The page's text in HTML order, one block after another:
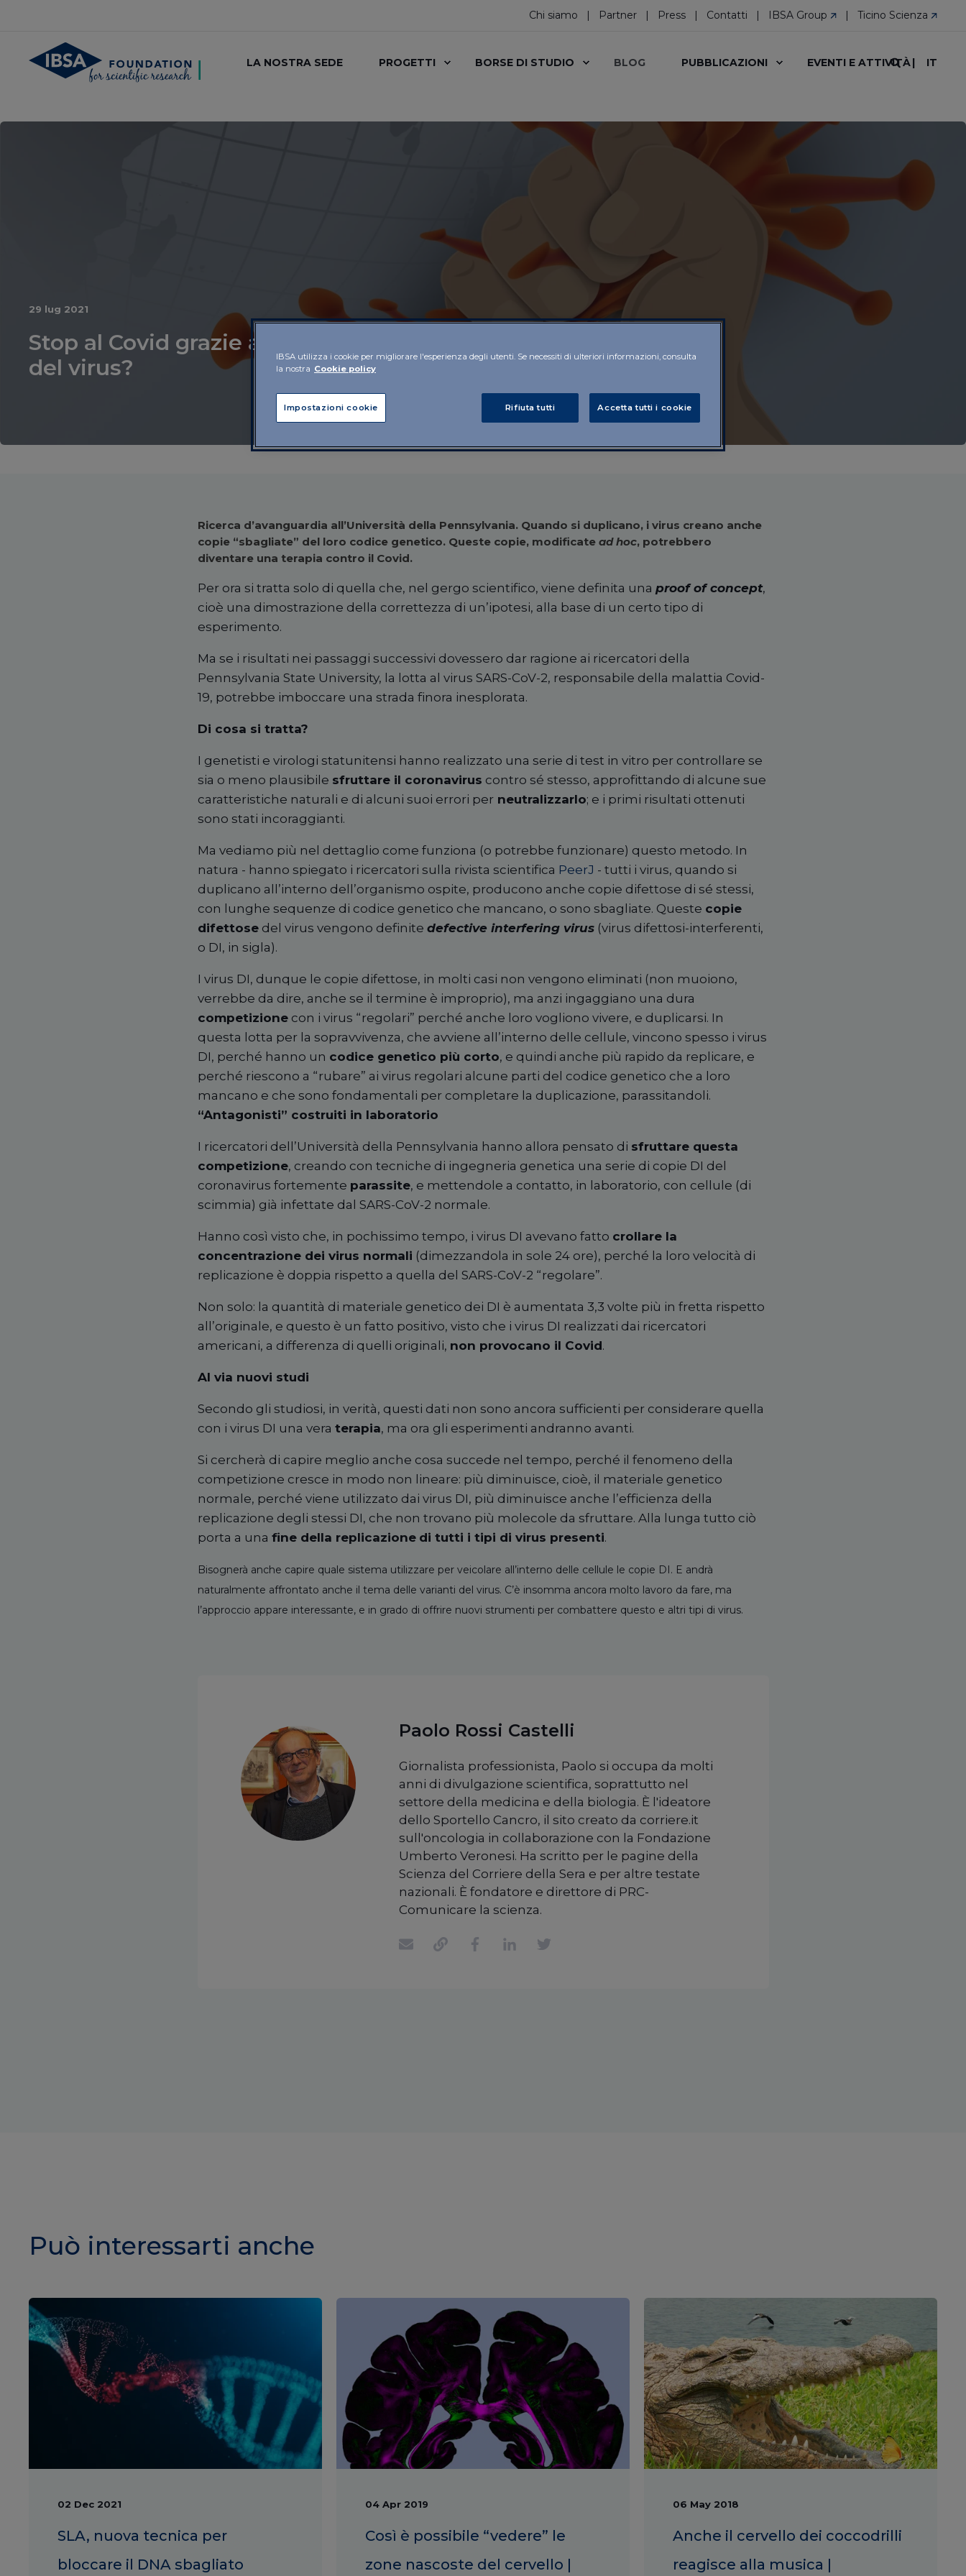
Chi siamo Partner Press Contatti IBSA Group Ticino Scienza
LA NOSTRA SEDE PROGETTI BORSE DI STUDIO BLOG PUBBLICAZIONI EVENTI E ATTIVITÀ IT
29 lug 2021
Stop al Covid grazie a copie difettose
del virus?
Ricerca d’avanguardia all’Università della Pennsylvania. Quando si duplicano, i virus creano anche
copie “sbagliate” del loro codice genetico. Queste copie, modificate ad hoc, potrebbero
diventare una terapia contro il Covid.
Per ora si tratta solo di quella che, nel gergo scientifico, viene definita una proof of concept,
cioè una dimostrazione della correttezza di un’ipotesi, alla base di un certo tipo di
esperimento.
Ma se i risultati nei passaggi successivi dovessero dar ragione ai ricercatori della
Pennsylvania State University, la lotta al virus SARS-CoV-2, responsabile della malattia Covid-
19, potrebbe imboccare una strada finora inesplorata.
Di cosa si tratta?
I genetisti e virologi statunitensi hanno realizzato una serie di test in vitro per controllare se
sia o meno plausibile sfruttare il coronavirus contro sé stesso, approfittando di alcune sue
caratteristiche naturali e di alcuni suoi errori perneutralizzarlo; e i primi risultati ottenuti
sono stati incoraggianti.
Ma vediamo più nel dettaglio come funziona (o potrebbe funzionare) questo metodo. In
natura - hanno spiegato i ricercatori sulla rivista scientifica PeerJ - tutti i virus, quando si
duplicano all’interno dell’organismo ospite, producono anche copie difettose di sé stessi,
con lunghe sequenze di codice genetico che mancano, o sono sbagliate. Queste copie
difettosedel virus vengono definite defective interfering virus(virus difettosi-interferenti,
o DI, in sigla).
I virus DI, dunque le copie difettose, in molti casi non vengono eliminati (non muoiono,
verrebbe da dire, anche se il termine è improprio), ma anzi ingaggiano una dura
competizionecon i virus “regolari” perché anche loro vogliono vivere, e duplicarsi. In
questa lotta per la sopravvivenza, che avviene all’interno delle cellule, vincono spesso i virus
DI, perché hanno un codice genetico più corto, e quindi anche più rapido da replicare, e
perché riescono a “rubare” ai virus regolari alcune parti del codice genetico che a loro
mancano e che sono fondamentali per completare la duplicazione, parassitandoli.
“Antagonisti” costruiti in laboratorio
I ricercatori dell’Università della Pennsylvania hanno allora pensato di sfruttare questa
competizione, creando con tecniche di ingegneria genetica una serie di copie DI del
coronavirus fortemente parassite, e mettendole a contatto, in laboratorio, con cellule (di
scimmia) già infettate dal SARS-CoV-2 normale.
Hanno così visto che, in pochissimo tempo, i virus DI avevano fatto crollare la
concentrazione dei virus normali (dimezzandola in sole 24 ore), perché la loro velocità di
replicazione è doppia rispetto a quella del SARS-CoV-2 “regolare”.
Non solo: la quantità di materiale genetico dei DI è aumentata 3,3 volte più in fretta rispetto
all’originale, e questo è un fatto positivo, visto che i virus DI realizzati dai ricercatori
americani, a differenza di quelli originali, non provocano il Covid.
Al via nuovi studi
Secondo gli studiosi, in verità, questi dati non sono ancora sufficienti per considerare quella
con i virus DI una vera terapia, ma ora gli esperimenti andranno avanti.
Si cercherà di capire meglio anche cosa succede nel tempo, perché il fenomeno della
competizione cresce in modo non lineare: più diminuisce, cioè, il materiale genetico
normale, perché viene utilizzato dai virus DI, più diminuisce anche l’efficienza della
replicazione degli stessi DI, che non trovano più molecole da sfruttare. Alla lunga tutto ciò
porta a una fine della replicazione di tutti i tipi di virus presenti.
Bisognerà anche capire quale sistema utilizzare per veicolare all’interno delle cellule le copie DI. E andrà
naturalmente affrontato anche il tema delle varianti del virus. C’è insomma ancora molto lavoro da fare, ma
l’approccio appare interessante, e in grado di offrire nuovi strumenti per combattere questo e altri tipi di virus.
Paolo Rossi Castelli
Giornalista professionista, Paolo si occupa da molti
anni di divulgazione scientifica, soprattutto nel
settore della medicina e della biologia. È l'ideatore
dello Sportello Cancro, il sito creato da corriere.it
sull'oncologia in collaborazione con la Fondazione
Umberto Veronesi. Ha scritto per le pagine della
Scienza del Corriere della Sera e per altre testate
nazionali. È fondatore e direttore di PRC-
Comunicare la scienza.
Può interessarti anche
02 Dec 2021
SLA, nuova tecnica per
bloccare il DNA sbagliato
04 Apr 2019
Così è possibile “vedere” le
zone nascoste del cervello |
06 May 2018
Anche il cervello dei coccodrilli
reagisce alla musica |
IBSA utilizza i cookie per migliorare l'esperienza degli utenti. Se necessiti di ulteriori informazioni, consulta
la nostra Cookie policy
Rifiuta tutti Accetta tutti i cookie
Impostazioni cookie